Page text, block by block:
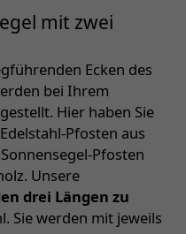
mit zwei
Ecken des
bei Ihrem
Hier haben Sie
Pfosten aus
Pfosten
Unsere
drei Längen zu
Sie werden mit jeweils